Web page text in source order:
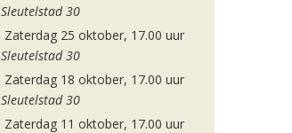
Sleutelstad 30
Zaterdag 25 oktober, 17.00 uur
Sleutelstad 30
Zaterdag 18 oktober, 17.00 uur
Sleutelstad 30
Zaterdag 11 oktober, 17.00 uur